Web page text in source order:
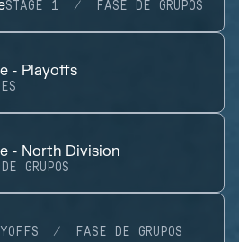
STAGE 1 FASE DE GRUPOS
- Playoffs
- North Division
GRUPOS
FASE DE GRUPOS